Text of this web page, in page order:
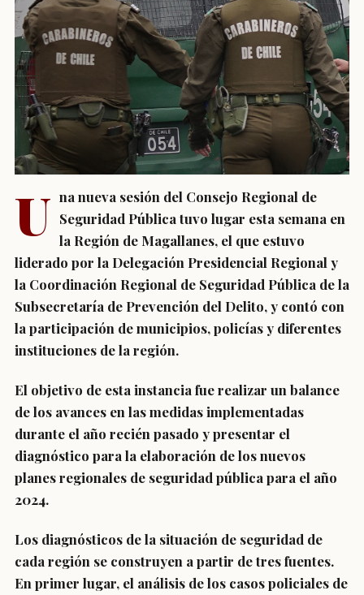
U na nueva sesión del Consejo Regional de
Seguridad Pública tuvo lugar esta semana en
la Región de Magallanes, el que estuvo
liderado por la Delegación Presidencial Regional y
la Coordinación Regional de Seguridad Pública de la
Subsecretaría de Prevención del Delito, y contó con
la participación de municipios, policías y diferentes
instituciones de la región.
El objetivo de esta instancia fue realizar un balance
de los avances en las medidas implementadas
durante el año recién pasado y presentar el
diagnóstico para la elaboración de los nuevos
planes regionales de seguridad pública para el año
2024.
Los diagnósticos de la situación de seguridad de
cada región se construyen a partir de tres fuentes.
En primer lugar, el análisis de los casos policiales de